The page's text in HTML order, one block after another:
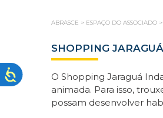
ABRASCE > ESPAÇO DO ASSOCIADO >
SHOPPING
O Shopping Jaraguá
animada. Para isso,
possam desenvolver